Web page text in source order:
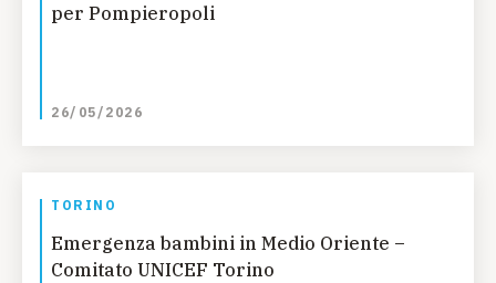
per Pompieropoli
26/05/2026
TORINO
Emergenza bambini in Medio Oriente –
Comitato UNICEF Torino